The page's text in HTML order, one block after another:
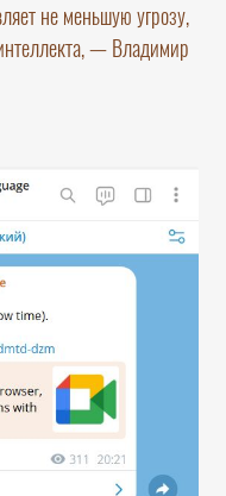
не меньшую угрозу,
— Владимир